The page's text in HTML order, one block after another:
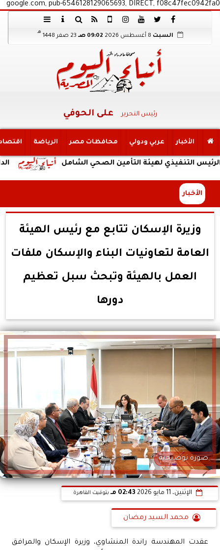
google.com, pub-6546128129065693, DIRECT, f08c47fec0942fa0
السبت 09:02 صـ 23 صفر 1448
هـ
رئيس التحرير على الحوفي
الأخبار عربي ودولي محافظات مصر الرياضة
الداخلية: لهيئة التأمين الصحي الشامل
الأخبار
وزيرة الإسكان تتابع مع رئيس الهيئة
العامة لتعاونيات البناء والإسكان ملفات
العمل بالهيئة وتبحث سبل تعظيم
دورها
صورة توضيحية
الإثنين، 11 مايو 2026 02:43 مـ بتوقيت القاهرة
محمد السيد رمضان
عقدت المهندسة راندة المنشاوي، وزيرة الإسكان والمرافق